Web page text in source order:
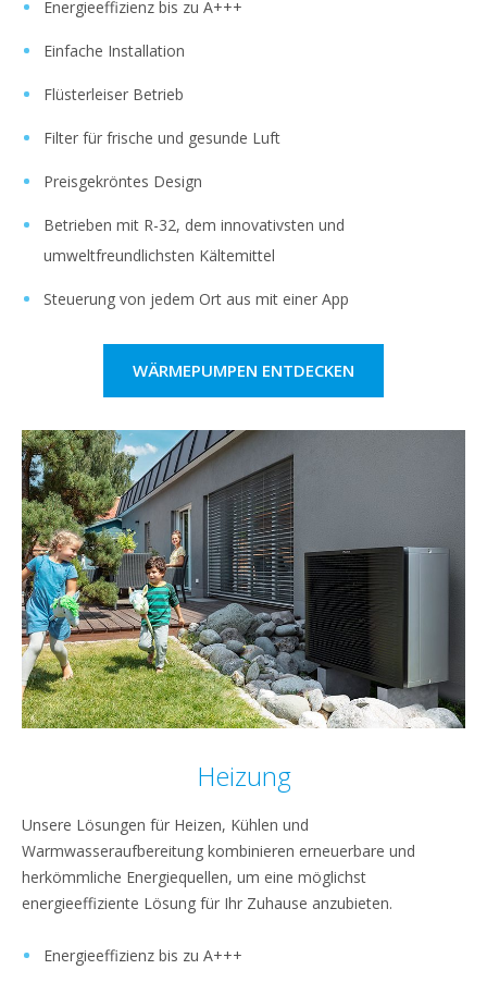
Energieeffizienz bis zu A+++
Einfache Installation
Flüsterleiser Betrieb
Filter für frische und gesunde Luft
Preisgekröntes Design
Betrieben mit R-32, dem innovativsten und
umweltfreundlichsten Kältemittel
Steuerung von jedem Ort aus mit einer App
WÄRMEPUMPEN ENTDECKEN
Heizung
Unsere Lösungen für Heizen, Kühlen und
Warmwasseraufbereitung kombinieren erneuerbare und
herkömmliche Energiequellen, um eine möglichst
energieeffiziente Lösung für Ihr Zuhause anzubieten.
Energieeffizienz bis zu A+++